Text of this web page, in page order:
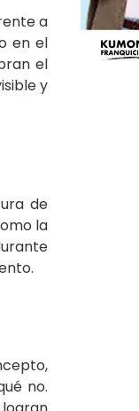
a
en el
el
y
de
la
no.